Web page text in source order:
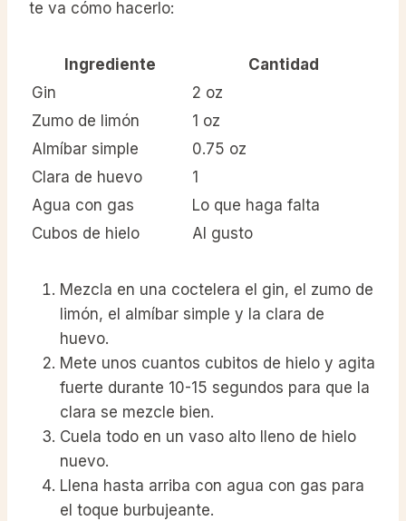
te va cómo hacerlo:
Ingrediente
Cantidad
Gin
2 oz
Zumo de limón
1 oz
Almíbar simple
0.75 oz
Clara de huevo
1
Agua con gas
Lo que haga falta
Cubos de hielo
Al gusto
Mezcla en una coctelera el gin, el zumo de
limón, el almíbar simple y la clara de
huevo.
Mete unos cuantos cubitos de hielo y agita
fuerte durante 10-15 segundos para que la
clara se mezcle bien.
Cuela todo en un vaso alto lleno de hielo
nuevo.
Llena hasta arriba con agua con gas para
el toque burbujeante.